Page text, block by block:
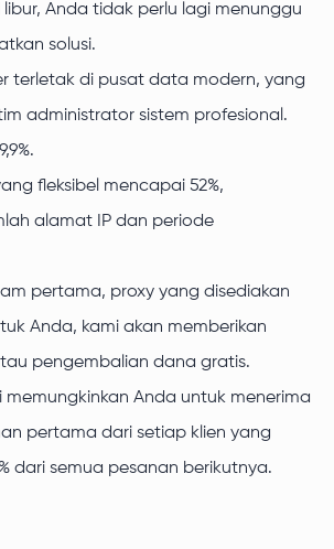
Anda tidak perlu lagi menunggu
solusi.
terletak di pusat data modern, yang
administrator sistem profesional.
fleksibel mencapai 52%,
alamat IP dan periode
pertama, proxy yang disediakan
Anda, kami akan memberikan
pengembalian dana gratis.
memungkinkan Anda untuk menerima
pertama dari setiap klien yang
dari semua pesanan berikutnya.